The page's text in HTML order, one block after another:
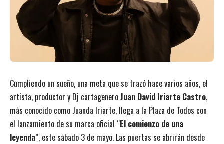
Cumpliendo un sueño, una meta que se trazó hace varios años, el
artista, productor y Dj cartageneroJuan David Iriarte Castro,
más conocido como Juanda Iriarte, llega a la Plaza de Todos con
el lanzamiento de su marca oficial “El comienzo de una
leyenda”, este sábado 3 de mayo. Las puertas se abrirán desde